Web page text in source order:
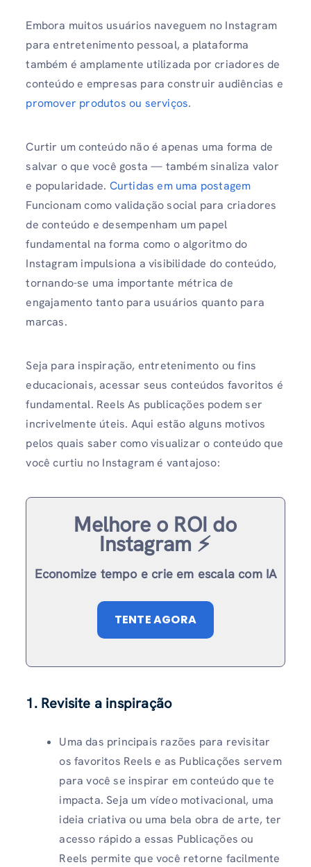
Embora muitos usuários naveguem no Instagram
para entretenimento pessoal, a plataforma
também é amplamente utilizada por criadores de
conteúdo e empresas para construir audiências e
promover produtos ou serviços.
Curtir um conteúdo não é apenas uma forma de
salvar o que você gosta — também sinaliza valor
e popularidade. Curtidas em uma postagem
Funcionam como validação social para criadores
de conteúdo e desempenham um papel
fundamental na forma como o algoritmo do
Instagram impulsiona a visibilidade do conteúdo,
tornando-se uma importante métrica de
engajamento tanto para usuários quanto para
marcas.
Seja para inspiração, entretenimento ou fins
educacionais, acessar seus conteúdos favoritos é
fundamental. Reels As publicações podem ser
incrivelmente úteis. Aqui estão alguns motivos
pelos quais saber como visualizar o conteúdo que
você curtiu no Instagram é vantajoso:
Melhore o ROI do
Instagram ⚡️
Economize tempo e crie em escala com IA
TENTE AGORA
1. Revisite a inspiração
Uma das principais razões para revisitar
os favoritos Reels e as Publicações servem
para você se inspirar em conteúdo que te
impacta. Seja um vídeo motivacional, uma
ideia criativa ou uma bela obra de arte, ter
acesso rápido a essas Publicações ou
Reels permite que você retorne facilmente